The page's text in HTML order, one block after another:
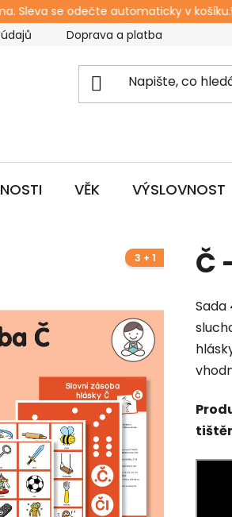
se odečte automaticky v košíku.
Doprava a platba
VĚK VÝSLOVNOST
Č
Sada
3 + 1